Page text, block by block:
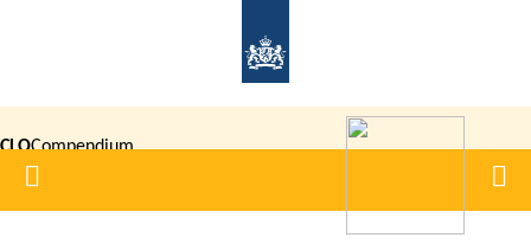
inhoud
gaan
CLOCompendium
voor de
Home